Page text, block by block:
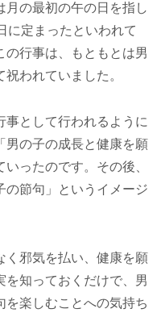
月の最初の午の日を指し
に定まったといわれて
の行事は、もともとは男
われていました。
事として行われるように
男の子の成長と健康を願
ったのです。その後、
の節句」というイメージ
く邪気を払い、健康を願
を知っておくだけで、男
を楽しむことへの気持ち